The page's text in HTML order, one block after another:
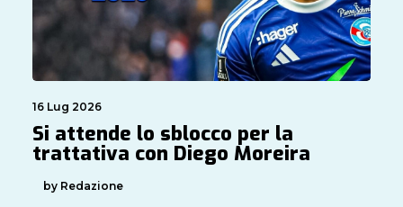
16 Lug 2026
Si attende lo sblocco per la
trattativa con Diego Moreira
by Redazione